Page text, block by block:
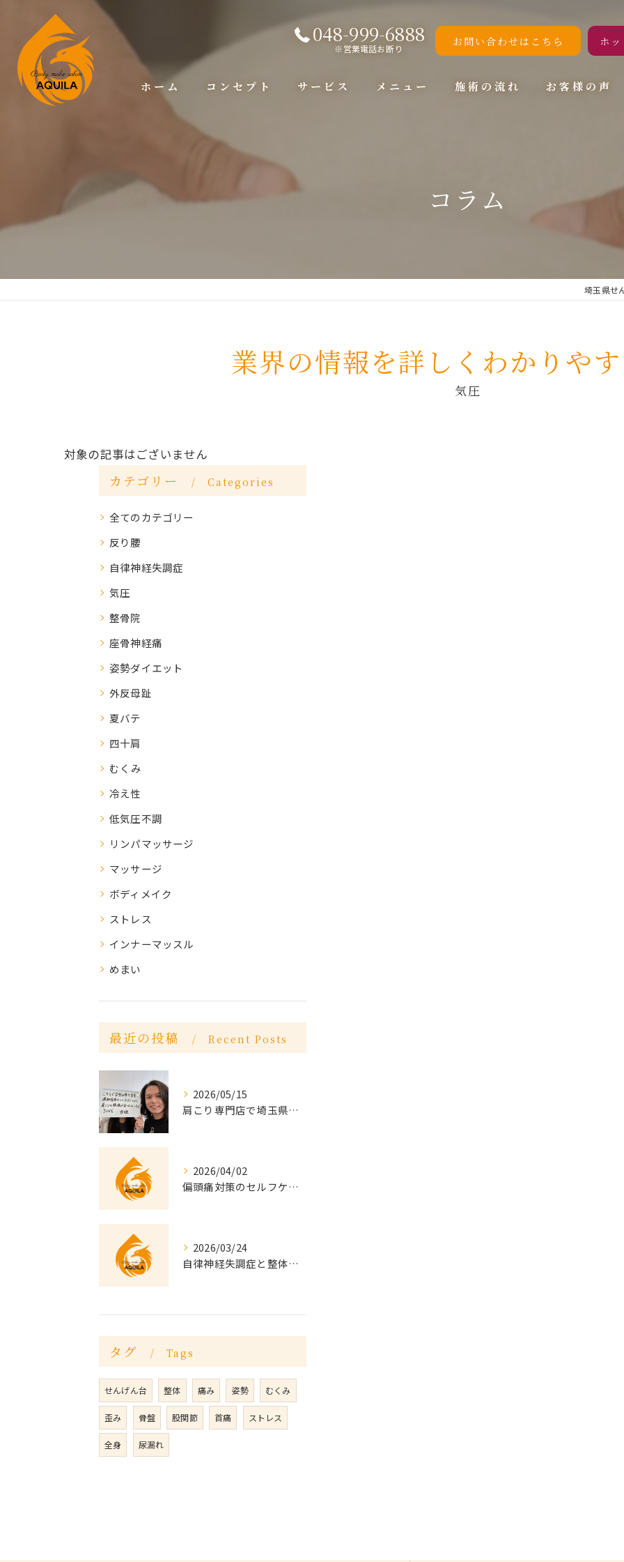
048-999-6888
※営業電話お断り
お問い合わせはこちら ホ
ホーム コンセプト サービス メニュー 施術の流れ お客様の声
コラム
埼玉県せ
業界の情報を詳しくわかりや
気圧
対象の記事はございません
カテゴリー Categories
全てのカテゴリー
反り腰
自律神経失調症
気圧
整骨院
座骨神経痛
姿勢ダイエット
外反母趾
夏バテ
四十肩
むくみ
冷え性
低気圧不調
リンパマッサージ
マッサージ
ボディメイク
ストレス
インナーマッスル
めまい
最近の投稿 Recent Posts
2026/05/15
肩こり専門店で埼玉県越谷市の慢性的な悩みを根本から改善する方法
2026/04/02
偏頭痛対策のセルフケア実践法と日常の快適習慣を徹底解説
2026/03/24
自律神経失調症と整体の相関を徹底解説せんげん台で始める体質改善習慣
タグ Tags
せんげん台 整体 痛み 姿勢 むくみ
歪み 骨盤 股関節 首痛 ストレス
全身 尿漏れ